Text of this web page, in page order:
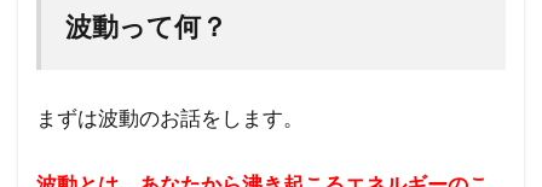
波動って何？
まずは波動のお話をします。